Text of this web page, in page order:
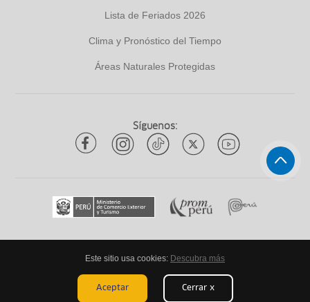
Lista de Feriados 2026
Clima y Pronóstico del Tiempo
Áreas Naturales Protegidas
Síguenos:
Todos los derechos reservadosytuqueplanes 2026
Este sitio usa cookies: Descubra más
Aceptar Cerrar x